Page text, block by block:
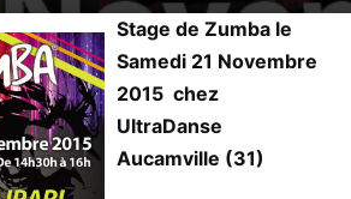
Stage de Zumba le
Samedi 21 Novembre
2015 chez
UltraDanse
Aucamville (31)